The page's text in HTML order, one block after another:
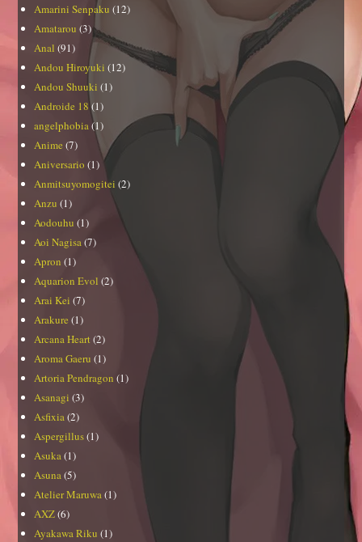
Amarini Senpaku (12)
Amatarou (3)
Anal (91)
Andou Hiroyuki (12)
Andou Shuuki (1)
Androide 18(1)
angelphobia (1)
Anime (7)
Aniversario (1)
Anmitsuyomogitei (2)
Anzu (1)
Aodouhu (1)
Aoi Nagisa (7)
Apron (1)
Aquarion Evol (2)
Arai Kei (7)
Arakure (1)
Arcana Heart (2)
Aroma Gaeru (1)
Artoria Pendragon (1)
Asanagi (3)
Asfixia (2)
Aspergillus(1)
Asuka (1)
Asuna (5)
Atelier Maruwa (1)
AXZ(6)
Ayakawa Riku (1)